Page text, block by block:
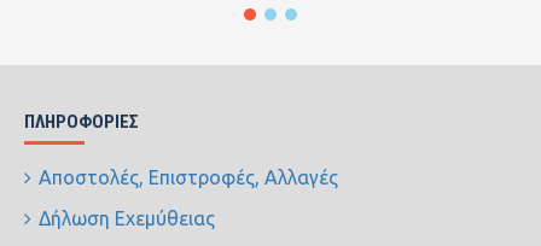
ΠΛΗΡΟΦΟΡΊΕΣ
Αποστολές, Επιστροφές, Αλλαγές
Δήλωση Εχεμύθειας